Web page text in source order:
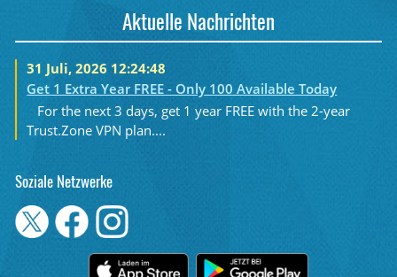
Aktuelle Nachrichten
31 Juli, 2026 12:24:48
Get 1 Extra Year FREE - Only 100 Available Today
For the next 3 days, get 1 year FREE with the 2-year
Trust.Zone VPN plan....
Soziale Netzwerke